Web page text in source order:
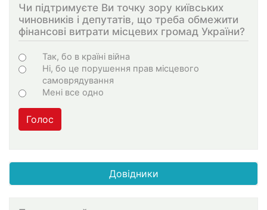
Чи підтримуєте Ви точку зору київських
чиновників і депутатів, що треба обмежити
фінансові витрати місцевих громад України?
Варіанти
Так, бо в країні війна
Ні, бо це порушення прав місцевого
самоврядування
Мені все одно
Голос
Довідники